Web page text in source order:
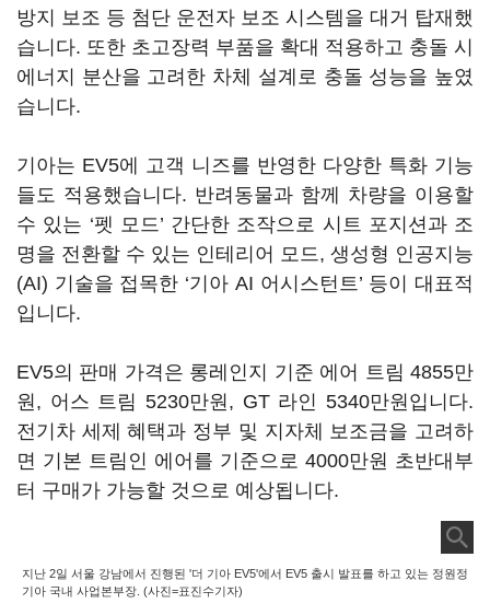
방지 보조 등 첨단 운전자 보조 시스템을 대거 탑재했
습니다. 또한 초고장력 부품을 확대 적용하고 충돌 시
에너지 분산을 고려한 차체 설계로 충돌 성능을 높였
습니다.
기아는 EV5에 고객 니즈를 반영한 다양한 특화 기능
들도 적용했습니다. 반려동물과 함께 차량을 이용할
수 있는 ‘펫 모드’ 간단한 조작으로 시트 포지션과 조
명을 전환할 수 있는 인테리어 모드, 생성형 인공지능
(AI) 기술을 접목한 ‘기아 AI 어시스턴트’ 등이 대표적
입니다.
EV5의 판매 가격은 롱레인지 기준 에어 트림 4855만
원, 어스 트림 5230만원, GT 라인 5340만원입니다.
전기차 세제 혜택과 정부 및 지자체 보조금을 고려하
면 기본 트림인 에어를 기준으로 4000만원 초반대부
터 구매가 가능할 것으로 예상됩니다.
지난 2일 서울 강남에서 진행된 '더 기아 EV5'에서 EV5 출시 발표를 하고 있는 정원정
기아 국내 사업본부장. (사진=표진수기자)